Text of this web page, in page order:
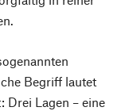
Begriff lautet
Drei Lagen – eine